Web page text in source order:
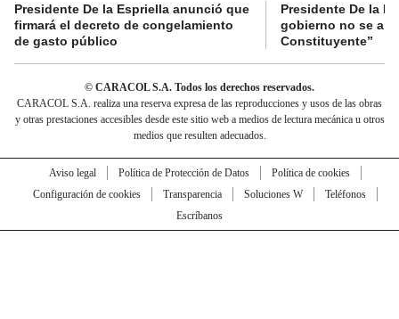
Presidente De la Espriella anunció que
firmará el decreto de congelamiento
de gasto público
Presidente De la
gobierno no se
Constituyente”
© CARACOL S.A. Todos los derechos reservados.
CARACOL S.A. realiza una reserva expresa de las reproducciones y usos de las obras
y otras prestaciones accesibles desde este sitio web a medios de lectura mecánica u otros
medios que resulten adecuados.
Aviso legal Política de Protección de Datos
Política de cookies
Configuración de cookies
Transparencia Soluciones W
Teléfonos
Escríbanos